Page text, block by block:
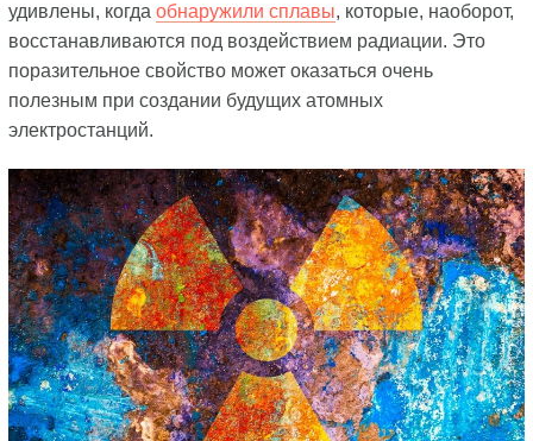
удивлены, когда обнаружили сплавы, которые, наоборот,
восстанавливаются под воздействием радиации. Это
поразительное свойство может оказаться очень
полезным при создании будущих атомных
электростанций.